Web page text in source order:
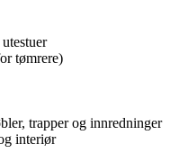
tømrere)
trapper og innredninger
interiør